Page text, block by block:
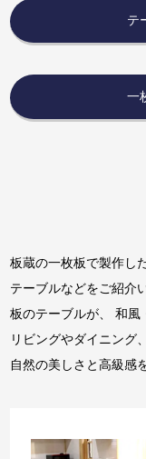
テ
一
板蔵の一枚板で製作し
テーブルなどをご紹介
板のテーブルが、 和風
リビングやダイニング、
自然の美しさと高級感